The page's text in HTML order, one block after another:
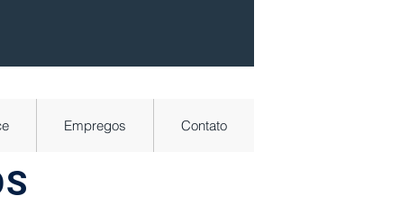
Empregos Contato